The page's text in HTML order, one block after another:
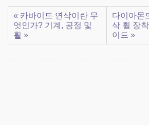
« 카바이드 연삭이란 무
엇인가? 기계, 공정 및
휠 »
다이아몬
삭 휠 장
이드 »